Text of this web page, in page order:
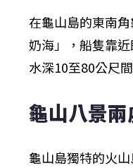
在龜山島的東南
奶海」，船隻靠
水深10至80公尺
龜山八景兩
龜山島獨特的火